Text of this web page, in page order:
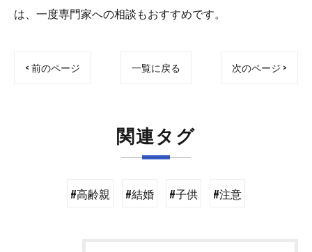
は、一度専門家への相談もおすすめです。
< 前のページ 一覧に戻る 次のページ >
関連タグ
#高齢親 #結婚 #子供 #注意